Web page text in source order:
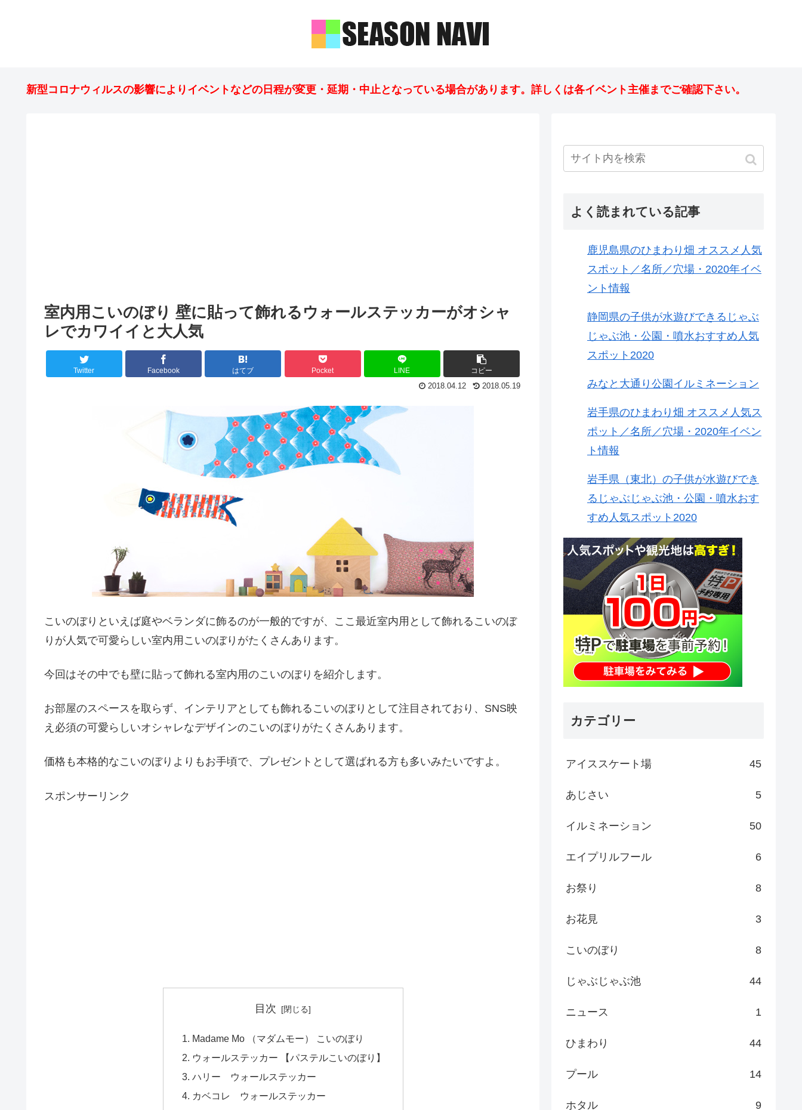
新型コロナウィルスの影響によりイベントなどの日程が変更・延期・中止となっている場合があります。詳しくは各イベント主催までご確認下さい。
室内用こいのぼり 壁に貼って飾れるウォールステッカーがオシャ
レでカワイイと大人気
Twitter Facebook はてブ Pocket LINE
コピー
2018.05.19
2018.04.12
こいのぼりといえば庭やベランダに飾るのが一般的ですが、ここ最近室内用として飾れるこいのぼ
りが人気で可愛らしい室内用こいのぼりがたくさんあります。
今回はその中でも壁に貼って飾れる室内用のこいのぼりを紹介します。
お部屋のスペースを取らず、インテリアとしても飾れるこいのぼりとして注目されており、SNS映
え必須の可愛らしいオシャレなデザインのこいのぼりがたくさんあります。
価格も本格的なこいのぼりよりもお手頃で、プレゼントとして選ばれる方も多いみたいですよ。
スポンサーリンク
目次
Madame Mo （マダムモー） こいのぼり
ウォールステッカー 【パステルこいのぼり】
ハリー ウォールステッカー
カベコレ ウォールステッカー
よく読まれている記事
鹿児島県のひまわり畑 オススメ人気
スポット／名所／穴場・2020年イベ
ント情報
静岡県の子供が水遊びできるじゃぶ
じゃぶ池・公園・噴水おすすめ人気
スポット2020
みなと大通り公園イルミネーション
岩手県のひまわり畑 オススメ人気ス
ポット／名所／穴場・2020年イベン
ト情報
岩手県（東北）の子供が水遊びでき
るじゃぶじゃぶ池・公園・噴水おす
すめ人気スポット2020
カテゴリー
アイススケート場 45
あじさい 5
イルミネーション 50
エイプリルフール 6
お祭り 8
お花見 3
こいのぼり 8
じゃぶじゃぶ池 44
ニュース 1
ひまわり 44
プール 14
ホタル 9